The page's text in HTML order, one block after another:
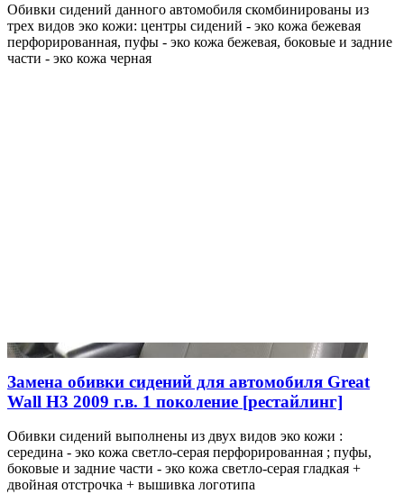
Обивки сидений данного автомобиля скомбинированы из
трех видов эко кожи: центры сидений - эко кожа бежевая
перфорированная, пуфы - эко кожа бежевая, боковые и задние
части - эко кожа черная
Замена обивки сидений для автомобиля Great
Wall H3 2009 г.в. 1 поколение [рестайлинг]
Обивки сидений выполнены из двух видов эко кожи :
середина - эко кожа светло-серая перфорированная ; пуфы,
боковые и задние части - эко кожа светло-серая гладкая +
двойная отстрочка + вышивка логотипа